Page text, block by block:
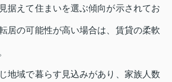
据えて住まいを選ぶ傾向が示されてお
居の可能性が高い場合は、賃貸の柔軟
地域で暮らす見込みがあり、家族人数